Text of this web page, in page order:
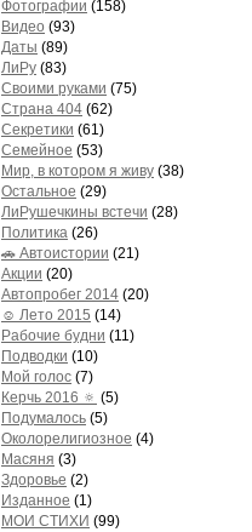
Фотографии (158)
Видео (93)
Даты (89)
ЛиРу (83)
Своими руками (75)
Страна 404 (62)
Секретики (61)
Семейное (53)
Мир, в котором я живу (38)
Остальное (29)
ЛиРушечкины встечи (28)
Политика (26)
🚗 Автоистории (21)
Акции (20)
Автопробег 2014 (20)
☺ Лето 2015 (14)
Рабочие будни (11)
Подводки (10)
Мой голос (7)
Керчь 2016 🔅 (5)
Подумалось (5)
Околорелигиозное (4)
Масяня (3)
Здоровье (2)
Изданное (1)
МОИ СТИХИ (99)